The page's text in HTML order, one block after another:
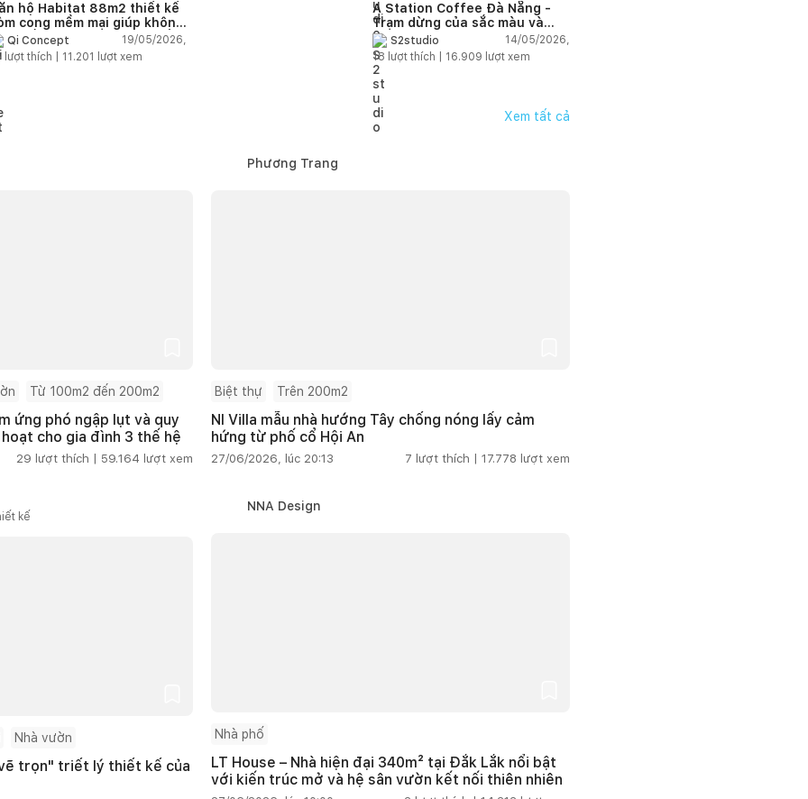
hộ Habitat 88m2 thiết kế
cong mềm mại giúp không
sống hiện đại trở nên ấm
hơn
Qi Concept
19/05/2026,
lượt thích | 11.201 lượt xem
A Station Coffee Đà Nẵng -
Trạm dừng của sắc màu và
cảm hứng
S2studio
14/05/2026,
18 lượt thích | 16.909 lượt xem
Xem tất cả
Từ 100m2 đến 200m2
ứng phó ngập lụt và quy
cho gia đình 3 thế hệ
29 lượt thích | 59.164 lượt xem
Phương Trang
Biệt thự Trên 200m2
NI Villa mẫu nhà hướng Tây chống nóng lấy cảm
hứng từ phố cổ Hội An
27/06/2026, lúc 20:13 7 lượt thích | 17.778 lượt xem
kế
Nhà vườn
trọn" triết lý thiết kế của
NNA Design
Nhà phố
LT House – Nhà hiện đại 340m² tại Đắk Lắk nổi bật
với kiến trúc mở và hệ sân vườn kết nối thiên nhiên